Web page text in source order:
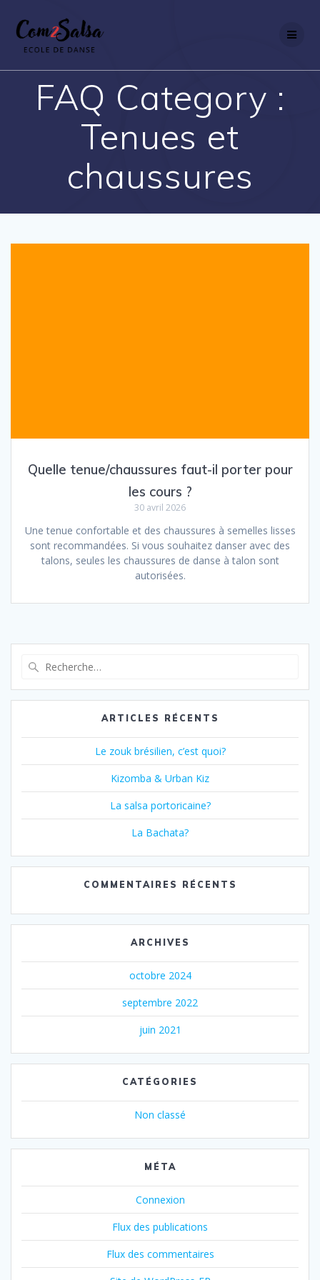
FAQ Category :
Tenues et
chaussures
Quelle tenue/chaussures faut-il porter pour
les cours ?
30 avril 2026
Une tenue confortable et des chaussures à semelles lisses
sont recommandées. Si vous souhaitez danser avec des
talons, seules les chaussures de danse à talon sont
autorisées.
:
ARTICLES RÉCENTS
Le zouk brésilien, c’est quoi?
Kizomba & Urban Kiz
La salsa portoricaine?
La Bachata?
COMMENTAIRES RÉCENTS
ARCHIVES
octobre 2024
septembre 2022
juin 2021
CATÉGORIES
Non classé
MÉTA
Connexion
Flux des publications
Flux des commentaires